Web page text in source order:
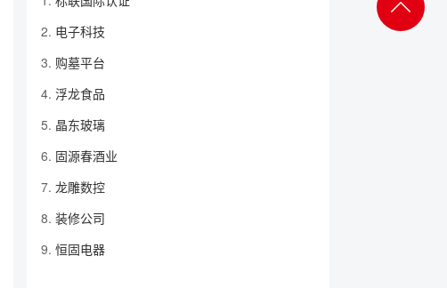
电子科技
购墓平台
浮龙食品
晶东玻璃
固源春酒业
龙雕数控
装修公司
恒固电器
返回